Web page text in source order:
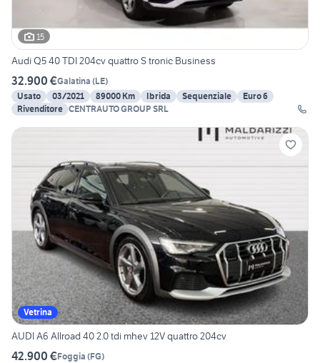
15
Audi Q5 40 TDI 204cv quattro S tronic Business
32.900 €Galatina (LE)
Usato
03/2021 89000 Km Ibrida Sequenziale
Euro 6
Rivenditore CENTRAUTO GROUP SRL
Vetrina
AUDI A6 Allroad 40 2.0 tdi mhev 12V quattro 204cv
42.900 €Foggia (FG)